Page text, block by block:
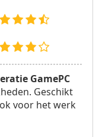
GamePC
Geschikt
voor het werk